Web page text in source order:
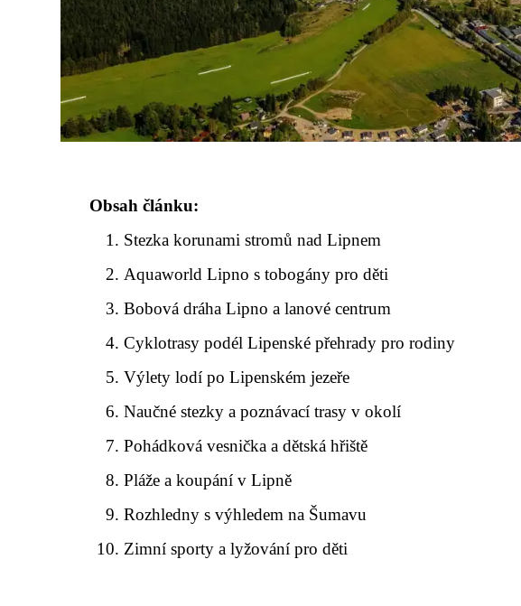
Obsah článku:
Stezka korunami stromů nad Lipnem
Aquaworld Lipno s tobogány pro děti
Bobová dráha Lipno a lanové centrum
Cyklotrasy podél Lipenské přehrady pro rodiny
Výlety lodí po Lipenském jezeře
Naučné stezky a poznávací trasy v okolí
Pohádková vesnička a dětská hřiště
Pláže a koupání v Lipně
Rozhledny s výhledem na Šumavu
Zimní sporty a lyžování pro děti